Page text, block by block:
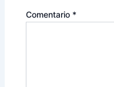
Comentario *